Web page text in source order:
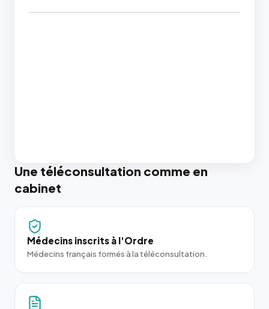
Une téléconsultation comme en
cabinet
Médecins inscrits à l'Ordre
Médecins français formés à la téléconsultation.